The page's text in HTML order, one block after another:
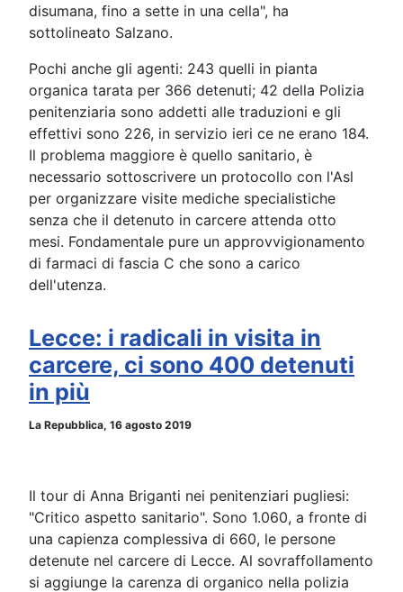
disumana, fino a sette in una cella", ha
sottolineato Salzano.
Pochi anche gli agenti: 243 quelli in pianta
organica tarata per 366 detenuti; 42 della Polizia
penitenziaria sono addetti alle traduzioni e gli
effettivi sono 226, in servizio ieri ce ne erano 184.
Il problema maggiore è quello sanitario, è
necessario sottoscrivere un protocollo con l'Asl
per organizzare visite mediche specialistiche
senza che il detenuto in carcere attenda otto
mesi. Fondamentale pure un approvvigionamento
di farmaci di fascia C che sono a carico
dell'utenza.
Lecce: i radicali in visita in
carcere, ci sono 400 detenuti
in più
La Repubblica, 16 agosto 2019
Il tour di Anna Briganti nei penitenziari pugliesi:
"Critico aspetto sanitario". Sono 1.060, a fronte di
una capienza complessiva di 660, le persone
detenute nel carcere di Lecce. Al sovraffollamento
si aggiunge la carenza di organico nella polizia